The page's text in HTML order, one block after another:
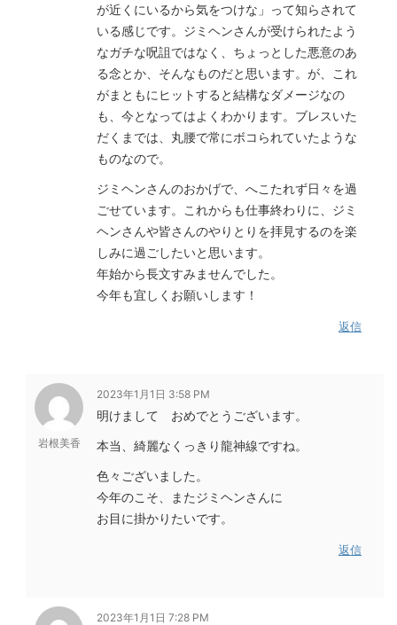
が近くにいるから気をつけな」って知らされて
いる感じです。ジミヘンさんが受けられたよう
なガチな呪詛ではなく、ちょっとした悪意のあ
る念とか、そんなものだと思います。が、これ
がまともにヒットすると結構なダメージなの
も、今となってはよくわかります。ブレスいた
だくまでは、丸腰で常にボコられていたような
ものなので。
ジミヘンさんのおかげで、へこたれず日々を過
ごせています。これからも仕事終わりに、ジミ
ヘンさんや皆さんのやりとりを拝見するのを楽
しみに過ごしたいと思います。
年始から長文すみませんでした。
今年も宜しくお願いします！
返信
岩根美香
2023年1月1日 3:58 PM
明けまして おめでとうございます。
本当、綺麗なくっきり龍神線ですね。
色々ございました。
今年のこそ、またジミヘンさんに
お目に掛かりたいです。
返信
2023年1月1日 7:28 PM